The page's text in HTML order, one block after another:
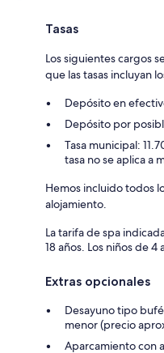
Tasas
Los siguientes cargos
que las tasas incluyan
Depósito en
Depósito por
Tasa municipal:
tasa no se aplica a
Hemos incluido todos
alojamiento.
La tarifa de spa
18 años. Los niños de 4
Extras opcionales
Desayuno tipo
menor (precio
Aparcamiento con